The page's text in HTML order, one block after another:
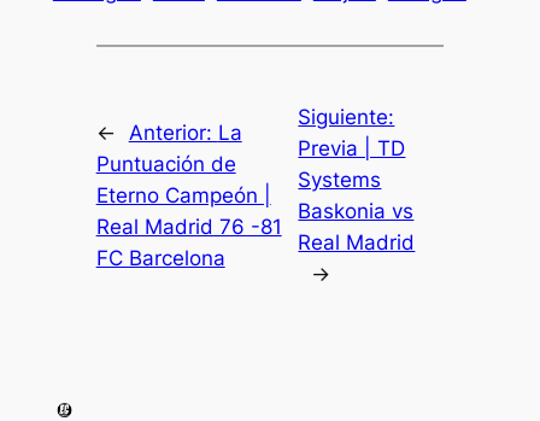
← Anterior: La
Puntuación de
Eterno Campeón |
Real Madrid 76 -81
FC Barcelona
Siguiente:
Previa | TD
Systems
Baskonia vs
Real Madrid
→